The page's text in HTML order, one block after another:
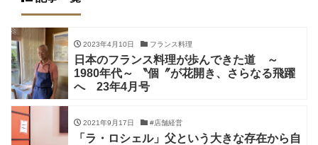
2023年4月10日 フランス料理
日本のフランス料理が歩んできた道 ～
1980年代～ 〝個〞が花開き、さらなる飛躍
へ 23年4月号
2021年9月17日 #店舗経営
「ラ・ロシェル」父という大きな存在から自